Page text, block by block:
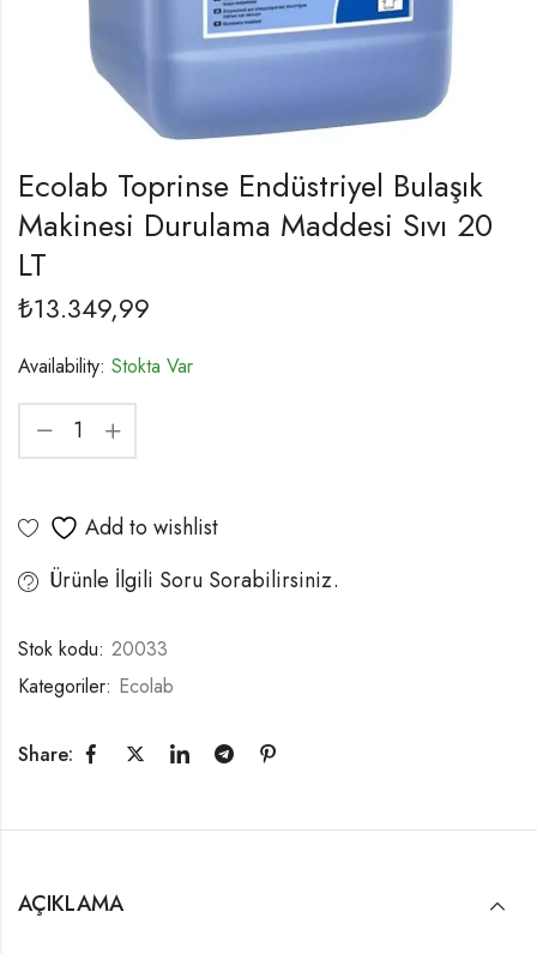
Ecolab Toprinse Endüstriyel Bulaşık
Makinesi Durulama Maddesi Sıvı 20
LT
₺13.349,99
Availability: Stokta Var
Add to wishlist
Ürünle İlgili Soru Sorabilirsiniz.
Stok kodu: 20033
Kategoriler: Ecolab
Share:
AÇIKLAMA